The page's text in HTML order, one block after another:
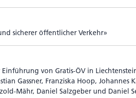
sicherer öffent­li­cher Verkehr»
von Gratis-ÖV in
Gassner, Fran­ziska Hoop, Johannes
Mähr, Daniel Salz­geber und Daniel